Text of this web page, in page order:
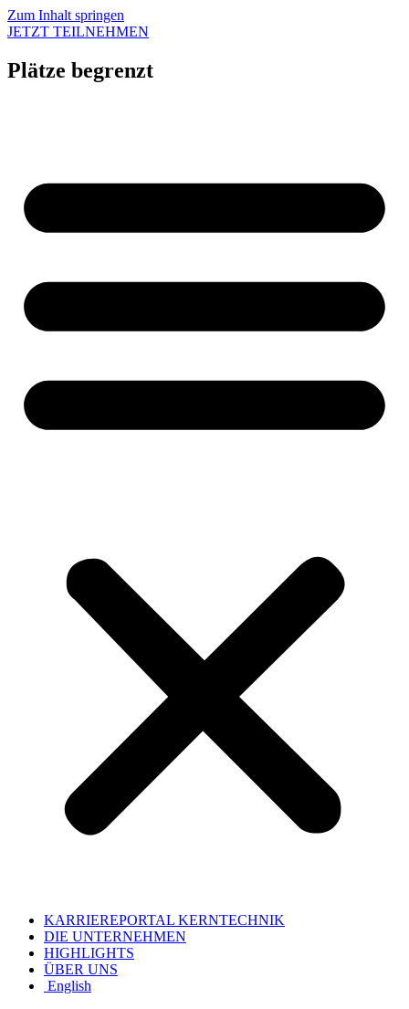
Zum Inhalt springen
JETZT TEILNEHMEN
Plätze begrenzt
KARRIEREPORTAL KERNTECHNIK
DIE UNTERNEHMEN
HIGHLIGHTS
ÜBER UNS
English